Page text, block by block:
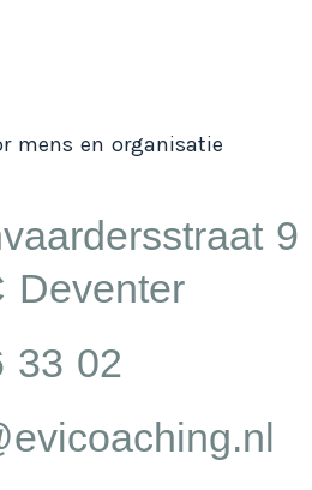
mens en organisatie
9
Deventer
33 02